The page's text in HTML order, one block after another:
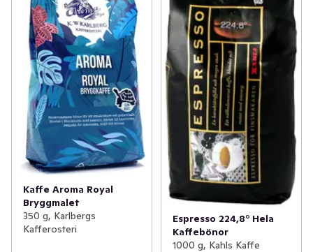
Kaffe Aroma Royal
Bryggmalet
350 g, Karlbergs
Kafferosteri
Espresso 224,8° Hela
Kaffebönor
1000 g, Kahls Kaffe